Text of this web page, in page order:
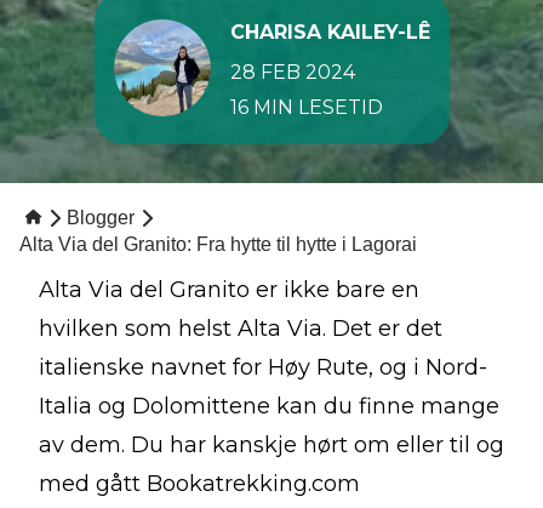
CHARISA KAILEY-LÊ
28 FEB 2024
16 MIN LESETID
Blogger
Alta Via del Granito: Fra hytte til hytte i Lagorai
Alta Via del Granito er ikke bare en
hvilken som helst Alta Via. Det er det
italienske navnet for Høy Rute, og i Nord-
Italia og Dolomittene kan du finne mange
av dem. Du har kanskje hørt om eller til og
med gått Bookatrekking.com